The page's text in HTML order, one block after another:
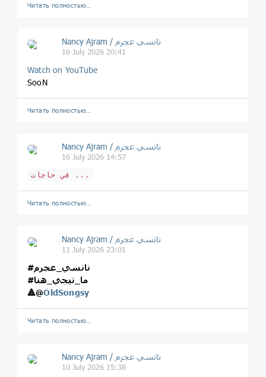
Читать полностью…
Nancy Ajram / نانسي عجرم
16 July 2026 20:41
Watch on YouTube
SooN
Читать полностью…
Nancy Ajram / نانسي عجرم
16 July 2026 14:57
في حاجات ...
Читать полностью…
Nancy Ajram / نانسي عجرم
11 July 2026 23:01
#نانسي_عجرم
#ما_تيجي_هنا
🔺@OldSongsy
Читать полностью…
Nancy Ajram / نانسي عجرم
10 July 2026 15:38